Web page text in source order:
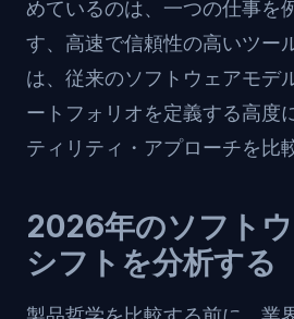
めているのは、一つの仕事を
す、高速で信頼性の高いツー
は、従来のソフトウェアモデ
ートフォリオを定義する高度
ティリティ・アプローチを比
2026年のソフト
シフトを分析する